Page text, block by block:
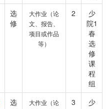
选
修
大作业（论
文、报告、
项目或作品
等）
2
少
院1
春
选
修
课
程
组
选
大作业（论
3
少